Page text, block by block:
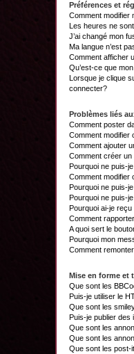
Préférences et
Comment modifier
Les heures ne
J’ai changé mon
Ma langue n’est
Comment afficher
Qu’est-ce que
Lorsque je clique
connecter?
Problèmes liés
Comment poster
Comment modifier
Comment ajouter
Comment créer un
Pourquoi ne puis-
Comment modifier
Pourquoi ne puis-
Pourquoi ne puis-
Pourquoi ai-je
Comment
A quoi sert le
Pourquoi mon
Comment
Mise en forme et
Que sont les
Puis-je utiliser le
Que sont les
Puis-je publier des
Que sont les
Que sont les
Que sont les post-